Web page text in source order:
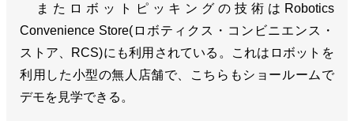
またロボットピッキングの技術はRobotics
Convenience Store(ロボティクス・コンビニエンス・
ストア、RCS)にも利用されている。これはロボットを
利用した小型の無人店舗で、こちらもショールームで
デモを見学できる。